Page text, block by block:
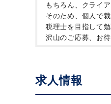
もちろん、クライ
そのため、個人で
税理士を目指して
沢山のご応募、お
求人情報